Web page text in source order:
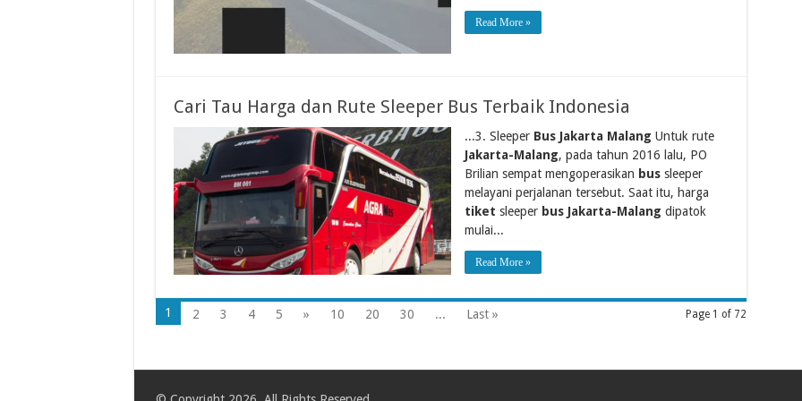
Read More »
Cari Tau Harga dan Rute Sleeper Bus Terbaik Indonesia
...3. Sleeper Bus Jakarta Malang Untuk rute
Jakarta-Malang, pada tahun 2016 lalu, PO
Brilian sempat mengoperasikan bussleeper
melayani perjalanan tersebut. Saat itu, harga
tiket sleeper bus Jakarta-Malang dipatok
mulai...
Read More »
Page 1 of 72
1 2 3 4 5 » 10 20 30 ... Last »